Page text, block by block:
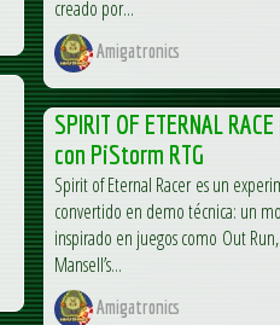
creado por...
Amigatronics
SPIRIT OF ETERNAL
con PiStorm RTG
Spirit of Eternal Racer es un
convertido en demo técnica: un
inspirado en juegos como Out
Mansell’s...
Amigatronics